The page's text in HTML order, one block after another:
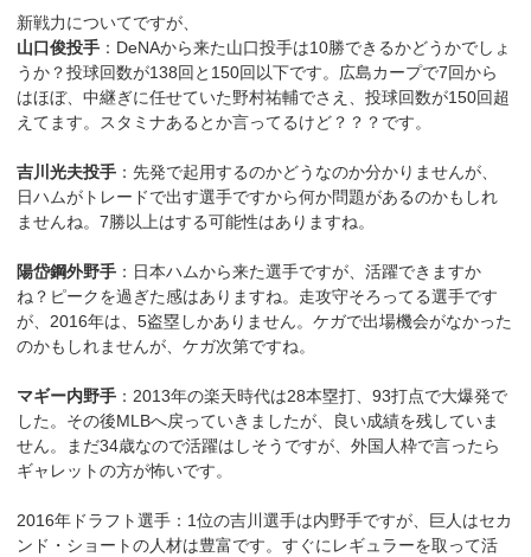
新戦力についてですが、
山口俊投手 ：DeNAから来た山口投手は10勝できるかどうかでしょ
うか？投球回数が138回と150回以下です。広島カープで7回から
はほぼ、中継ぎに任せていた野村祐輔でさえ、投球回数が150回超
えてます。スタミナあるとか言ってるけど？？？です。
吉川光夫投手 ：先発で起用するのかどうなのか分かりませんが、
日ハムがトレードで出す選手ですから何か問題があるのかもしれ
ませんね。7勝以上はする可能性はありますね。
陽岱鋼外野手 ：日本ハムから来た選手ですが、活躍できますか
ね？ピークを過ぎた感はありますね。走攻守そろってる選手です
が、2016年は、5盗塁しかありません。ケガで出場機会がなかった
のかもしれませんが、ケガ次第ですね。
マギー内野手 ：2013年の楽天時代は28本塁打、93打点で大爆発で
した。その後MLBへ戻っていきましたが、良い成績を残していま
せん。まだ34歳なので活躍はしそうですが、外国人枠で言ったら
ギャレットの方が怖いです。
2016年ドラフト選手：1位の吉川選手は内野手ですが、巨人はセカ
ンド・ショートの人材は豊富です。すぐにレギュラーを取って活